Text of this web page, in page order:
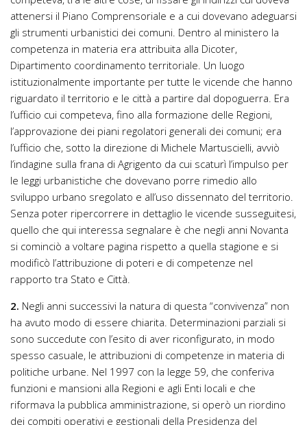
attenersi il Piano Comprensoriale e a cui dovevano adeguarsi
gli strumenti urbanistici dei comuni. Dentro al ministero la
competenza in materia era attribuita alla Dicoter,
Dipartimento coordinamento territoriale. Un luogo
istituzionalmente importante per tutte le vicende che hanno
riguardato il territorio e le città a partire dal dopoguerra. Era
l’ufficio cui competeva, fino alla formazione delle Regioni,
l’approvazione dei piani regolatori generali dei comuni; era
l’ufficio che, sotto la direzione di Michele Martuscielli, avviò
l’indagine sulla frana di Agrigento da cui scaturì l’impulso per
le leggi urbanistiche che dovevano porre rimedio allo
sviluppo urbano sregolato e all’uso dissennato del territorio.
Senza poter ripercorrere in dettaglio le vicende susseguitesi,
quello che qui interessa segnalare è che negli anni Novanta
si cominciò a voltare pagina rispetto a quella stagione e si
modificò l’attribuzione di poteri e di competenze nel
rapporto tra Stato e Città.
2. Negli anni successivi la natura di questa “convivenza” non
ha avuto modo di essere chiarita. Determinazioni parziali si
sono succedute con l’esito di aver riconfigurato, in modo
spesso casuale, le attribuzioni di competenze in materia di
politiche urbane. Nel 1997 con la legge 59, che conferiva
funzioni e mansioni alla Regioni e agli Enti locali e che
riformava la pubblica amministrazione, si operò un riordino
dei compiti operativi e gestionali della Presidenza del